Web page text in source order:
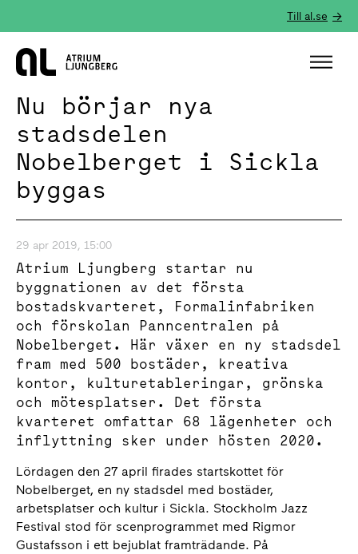
Till al.se
Hem
Nu börjar nya
stadsdelen
Nobelberget i Sickla
byggas
29 apr 2019, 15:00
Atrium Ljungberg startar nu
byggnationen av det första
bostadskvarteret, Formalinfabriken
och förskolan Panncentralen på
Nobelberget. Här växer en ny stadsdel
fram med 500 bostäder, kreativa
kontor, kulturetableringar, grönska
och mötesplatser. Det första
kvarteret omfattar 68 lägenheter och
inflyttning sker under hösten 2020.
Lördagen den 27 april firades startskottet för
Nobelberget, en ny stadsdel med bostäder,
arbetsplatser och kultur i Sickla. Stockholm Jazz
Festival stod för scenprogrammet med Rigmor
Gustafsson i ett bejublat framträdande. På